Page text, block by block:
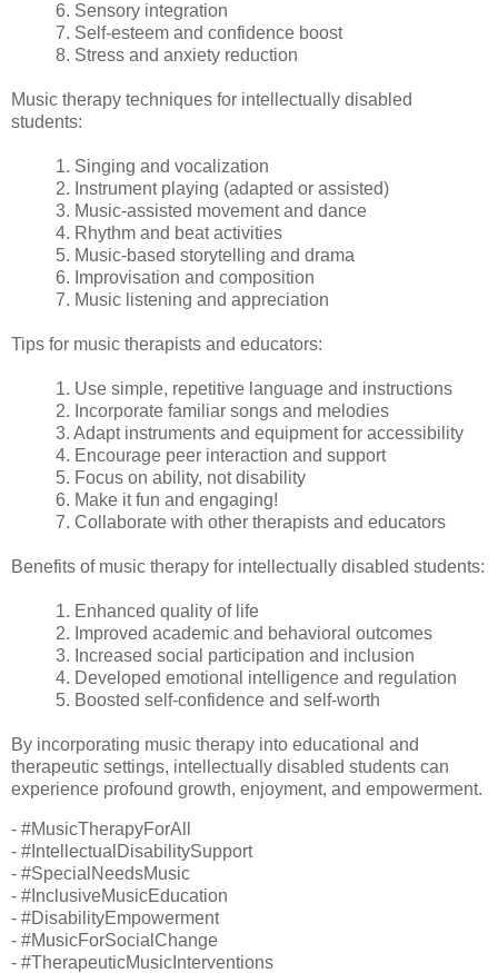
6. Sensory integration
7. Self-esteem and confidence boost
8. Stress and anxiety reduction
Music therapy techniques for intellectually disabled
students:
1. Singing and vocalization
2. Instrument playing (adapted or assisted)
3. Music-assisted movement and dance
4. Rhythm and beat activities
5. Music-based storytelling and drama
6. Improvisation and composition
7. Music listening and appreciation
Tips for music therapists and educators:
1. Use simple, repetitive language and instructions
2. Incorporate familiar songs and melodies
3. Adapt instruments and equipment for accessibility
4. Encourage peer interaction and support
5. Focus on ability, not disability
6. Make it fun and engaging!
7. Collaborate with other therapists and educators
Benefits of music therapy for intellectually disabled students:
1. Enhanced quality of life
2. Improved academic and behavioral outcomes
3. Increased social participation and inclusion
4. Developed emotional intelligence and regulation
5. Boosted self-confidence and self-worth
By incorporating music therapy into educational and
therapeutic settings, intellectually disabled students can
experience profound growth, enjoyment, and empowerment.
- #MusicTherapyForAll
- #IntellectualDisabilitySupport
- #SpecialNeedsMusic
- #InclusiveMusicEducation
- #DisabilityEmpowerment
- #MusicForSocialChange
- #TherapeuticMusicInterventions